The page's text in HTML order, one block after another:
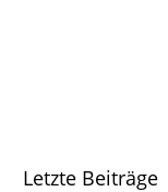
Letzte Beiträge